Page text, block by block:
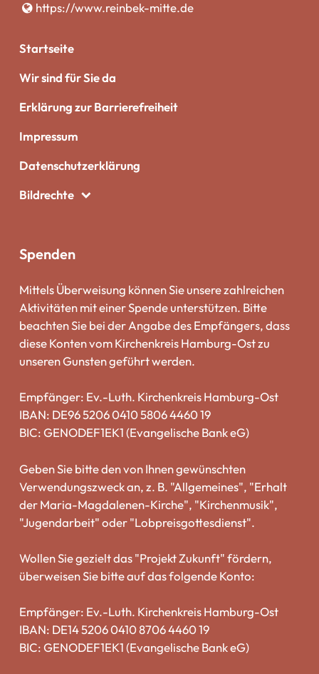
https://www.​reinbek-mitte.​de
Startseite
Wir sind für Sie da
Erklärung zur Barrierefreiheit
Impressum
Datenschutzerklärung
Bildrechte
Spenden
Mittels Überweisung können Sie unsere zahlreichen
Aktivitäten mit einer Spende unterstützen. Bitte
beachten Sie bei der Angabe des Empfängers, dass
diese Konten vom Kirchenkreis Hamburg-Ost zu
unseren Gunsten geführt werden.
Empfänger: Ev.-Luth. Kirchenkreis Hamburg-Ost
IBAN: DE96 5206 0410 5806 4460 19
BIC: GENODEF1EK1 (Evangelische Bank eG)
Geben Sie bitte den von Ihnen gewünschten
Verwendungszweck an, z. B. "Allgemeines", "Erhalt
der Maria-Magdalenen-Kirche", "Kirchenmusik",
"Jugendarbeit" oder "Lobpreisgottesdienst".
Wollen Sie gezielt das "Projekt Zukunft" fördern,
überweisen Sie bitte auf das folgende Konto:
Empfänger: Ev.-Luth. Kirchenkreis Hamburg-Ost
IBAN: DE14 5206 0410 8706 4460 19
BIC: GENODEF1EK1 (Evangelische Bank eG)